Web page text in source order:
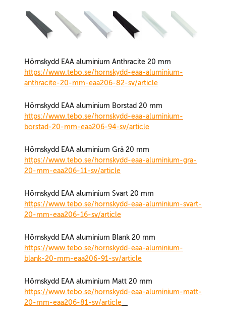
Hörnskydd EAA aluminium Anthracite 20 mm
https://www.tebo.se/hornskydd-eaa-aluminium-
anthracite-20-mm-eaa206-82-sv/article
Hörnskydd EAA aluminium Borstad 20 mm
https://www.tebo.se/hornskydd-eaa-aluminium-
borstad-20-mm-eaa206-94-sv/article
Hörnskydd EAA aluminium Grå 20 mm
https://www.tebo.se/hornskydd-eaa-aluminium-gra-
20-mm-eaa206-11-sv/article
Hörnskydd EAA aluminium Svart 20 mm
https://www.tebo.se/hornskydd-eaa-aluminium-svart-
20-mm-eaa206-16-sv/article
Hörnskydd EAA aluminium Blank 20 mm
https://www.tebo.se/hornskydd-eaa-aluminium-
blank-20-mm-eaa206-91-sv/article
Hörnskydd EAA aluminium Matt 20 mm
https://www.tebo.se/hornskydd-eaa-aluminium-matt-
20-mm-eaa206-81-sv/article